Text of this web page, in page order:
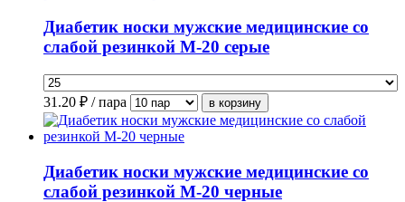
Диабетик носки мужские медицинские со
слабой резинкой М-20 серые
31.20 ₽ / пара
Диабетик носки мужские медицинские со
слабой резинкой М-20 черные